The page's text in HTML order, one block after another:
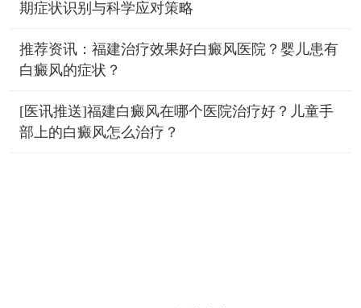
期症状识别与科学应对策略
推荐资讯：福建治疗效果好白癜风医院？婴儿患有
白癜风的症状？
[医讯推送]福建白癜风在哪个医院治疗好？儿童手
部上的白癜风怎么治疗？